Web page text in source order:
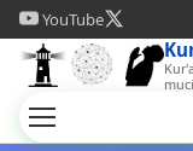
YouTube